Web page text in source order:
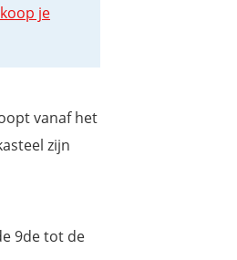
je
vanaf het
zijn
9de tot de